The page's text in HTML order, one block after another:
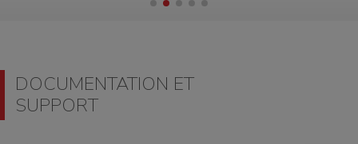
DOCUMENTATION ET
SUPPORT